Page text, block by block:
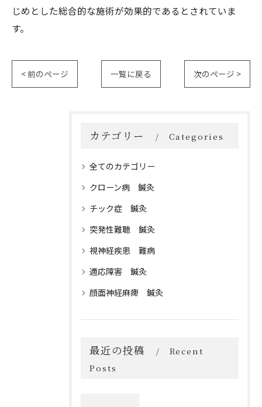
じめとした総合的な施術が効果的であるとされていま
す。
< 前のページ 一覧に戻る 次のページ >
カテゴリー Categories
全てのカテゴリー
クローン病 鍼灸
チック症 鍼灸
突発性難聴 鍼灸
視神経疾患 難病
適応障害 鍼灸
顔面神経麻痺 鍼灸
最近の投稿
Recent
Posts